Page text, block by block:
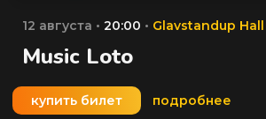
12 августа • 20:00 • Glavstandup Hall
Music Loto
купить билет подробнее